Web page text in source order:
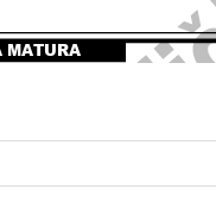
MATURA